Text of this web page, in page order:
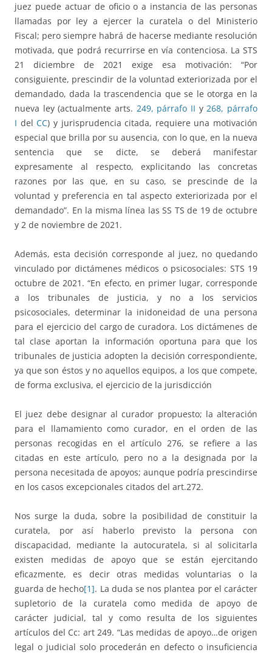
juez puede actuar de oficio o a instancia de las personas
llamadas por ley a ejercer la curatela o del Ministerio
Fiscal; pero siempre habrá de hacerse mediante resolución
motivada, que podrá recurrirse en vía contenciosa. La STS
21 diciembre de 2021 exige esa motivación: “Por
consiguiente, prescindir de la voluntad exteriorizada por el
demandado, dada la trascendencia que se le otorga en la
nueva ley (actualmente arts. 249, párrafo II y268, párrafo
I delCC) y jurisprudencia citada, requiere una motivación
especial que brilla por su ausencia, con lo que, en la nueva
sentencia que se dicte, se deberá manifestar
expresamente al respecto, explicitando las concretas
razones por las que, en su caso, se prescinde de la
voluntad y preferencia en tal aspecto exteriorizada por el
demandado”. En la misma línea las SS TS de 19 de octubre
y 2 de noviembre de 2021.
Además, esta decisión corresponde al juez, no quedando
vinculado por dictámenes médicos o psicosociales: STS 19
octubre de 2021. “En efecto, en primer lugar, corresponde
a los tribunales de justicia, y no a los servicios
psicosociales, determinar la inidoneidad de una persona
para el ejercicio del cargo de curadora. Los dictámenes de
tal clase aportan la información oportuna para que los
tribunales de justicia adopten la decisión correspondiente,
ya que son éstos y no aquellos equipos, a los que compete,
de forma exclusiva, el ejercicio de la jurisdicción
El juez debe designar al curador propuesto; la alteración
para el llamamiento como curador, en el orden de las
personas recogidas en el artículo 276, se refiere a las
citadas en este artículo, pero no a la designada por la
persona necesitada de apoyos; aunque podría prescindirse
en los casos excepcionales citados del art.272.
Nos surge la duda, sobre la posibilidad de constituir la
curatela, por así haberlo previsto la persona con
discapacidad, mediante la autocuratela, si al solicitarla
existen medidas de apoyo que se están ejercitando
eficazmente, es decir otras medidas voluntarias o la
guarda de hecho[1]. La duda se nos plantea por el carácter
supletorio de la curatela como medida de apoyo de
carácter judicial, tal y como resulta de los siguientes
artículos del Cc: art 249. “Las medidas de apoyo…de origen
legal o judicial solo procederán en defecto o insuficiencia